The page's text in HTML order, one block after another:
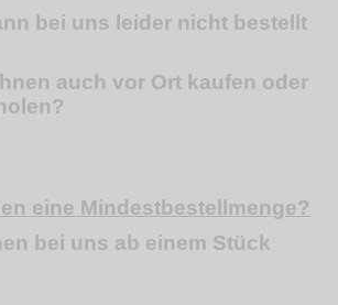
bei uns leider nicht bestellt
auch vor Ort kaufen oder
eine Mindestbestellmenge?
bei uns ab einem Stück